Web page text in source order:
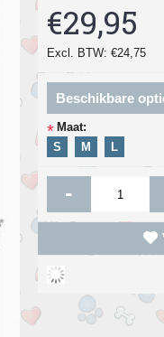
€29,95
Excl. BTW: €24,75
Beschikbare
* Maat:
S
M L
-